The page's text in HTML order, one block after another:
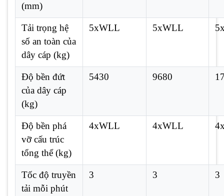
(mm)
Tải trọng hệ
số an toàn của
dây cáp (kg)
5xWLL 5xWLL
Độ bền đứt
của dây cáp
(kg)
5430 9680
Độ bền phá
vỡ cấu trúc
tổng thể (kg)
4xWLL 4xWLL
Tốc độ truyền
tải mỗi phút
3 3 3